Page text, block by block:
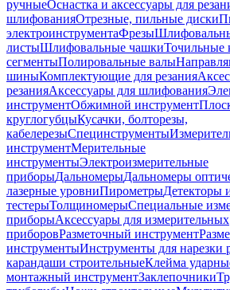
ручныеОснастка и аксессуары для
шлифованияОтрезные, пильные диски
электроинструментаФрезы
листыШлифовальные чашкиТочильные
сегментыПолировальные валы
шиныКомплектующие для резания
резанияАксессуары для шлифования
инструментОбжимной инструмент
круглогубцыКусачки, болторезы,
кабелерезыСпецинструменты
инструментМерительные
инструментыЭлектроизмерительные
приборыДальномерыДальномеры
лазерные уровниПирометрыДетекторы
тестерыТолщиномерыСпециальные
приборыАксессуары для измерительных
приборовРазметочный инструмент
инструментыИнструменты для нарезки
карандаши строительныеКлейма
монтажный инструментЗаклепочники